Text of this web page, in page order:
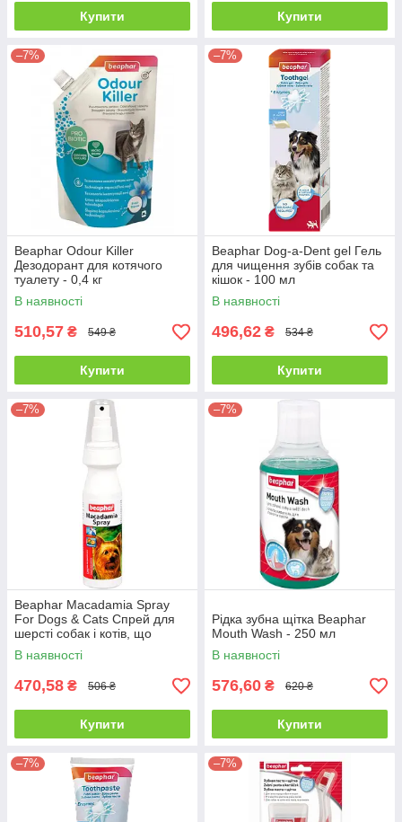
Купити Купити
–7%
Beaphar Odour Killer
Дезодорант для котячого
туалету - 0,4 кг
В наявності
510,57 ₴ 549 ₴
Купити
–7%
Beaphar Dog-a-Dent gel Гель
для чищення зубів собак та
кішок - 100 мл
В наявності
496,62 ₴ 534 ₴
Купити
–7%
Beaphar Macadamia Spray
For Dogs & Cats Спрей для
шерсті собак і котів, що
відновлює, - 150 мл
В наявності
470,58 ₴ 506 ₴
Купити
–7%
Рідка зубна щітка Beaphar
Mouth Wash - 250 мл
В наявності
576,60 ₴ 620 ₴
Купити
–7% –7%